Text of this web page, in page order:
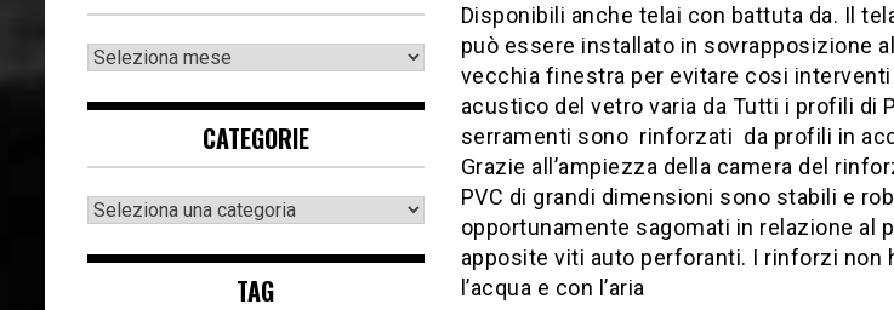
Disponibili anche telai con battuta da. Il
può essere installato in sovrapposizione
vecchia finestra per evitare cosi interventi
acustico del vetro varia da Tutti i profili di
serramenti sono rinforzati da profili in
Grazie all’ampiezza della camera del
PVC di grandi dimensioni sono stabili e
opportunamente sagomati in relazione al
apposite viti auto perforanti. I rinforzi non
l’acqua e con l’aria
CATEGORIE
TAG